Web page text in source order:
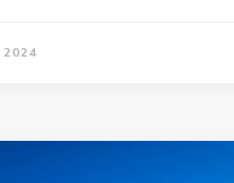
2024